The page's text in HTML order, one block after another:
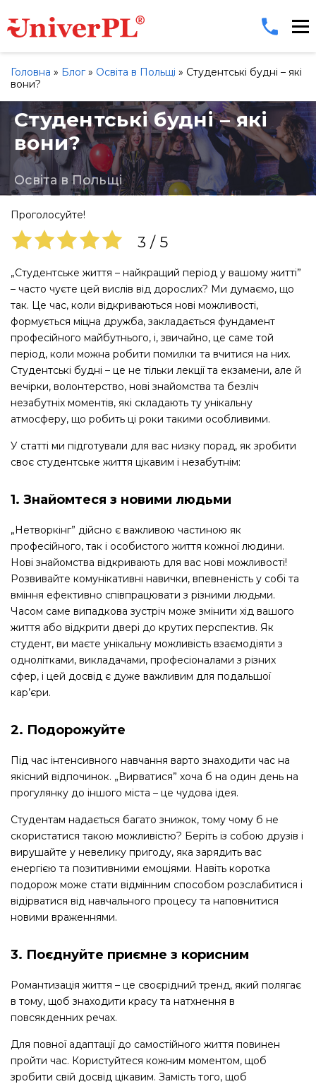
Головна » Блог» Освіта в Польщі » Студентські будні – які
вони?
Студентські будні – які
вони?
Освіта в Польщі
Проголосуйте!
3 / 5
„Студентське життя – найкращий період у вашому житті”
– часто чуєте цей вислів від дорослих? Ми думаємо, що
так. Це час, коли відкриваються нові можливості,
формується міцна дружба, закладається фундамент
професійного майбутнього, і, звичайно, це саме той
період, коли можна робити помилки та вчитися на них.
Студентські будні – це не тільки лекції та екзамени, але й
вечірки, волонтерство, нові знайомства та безліч
незабутніх моментів, які складають ту унікальну
атмосферу, що робить ці роки такими особливими.
У статті ми підготували для вас низку порад, як зробити
своє студентське життя цікавим і незабутнім:
1. Знайомтеся з новими людьми
„Нетворкінг” дійсно є важливою частиною як
професійного, так і особистого життя кожної людини.
Нові знайомства відкривають для вас нові можливості!
Розвивайте комунікативні навички, впевненість у собі та
вміння ефективно співпрацювати з різними людьми.
Часом саме випадкова зустріч може змінити хід вашого
життя або відкрити двері до крутих перспектив. Як
студент, ви маєте унікальну можливість взаємодіяти з
однолітками, викладачами, професіоналами з різних
сфер, і цей досвід є дуже важливим для подальшої
кар’єри.
2. Подорожуйте
Під час інтенсивного навчання варто знаходити час на
якісний відпочинок. „Вирватися” хоча б на один день на
прогулянку до іншого міста – це чудова ідея.
Студентам надається багато знижок, тому чому б не
скористатися такою можливістю? Беріть із собою друзів і
вирушайте у невелику пригоду, яка зарядить вас
енергією та позитивними емоціями. Навіть коротка
подорож може стати відмінним способом розслабитися і
відірватися від навчального процесу та наповнитися
новими враженнями.
3. Поєднуйте приємне з корисним
Романтизація життя – це своєрідний тренд, який полягає
в тому, щоб знаходити красу та натхнення в
повсякденних речах.
Для повної адаптації до самостійного життя повинен
пройти час. Користуйтеся кожним моментом, щоб
зробити свій досвід цікавим. Замість того, щоб